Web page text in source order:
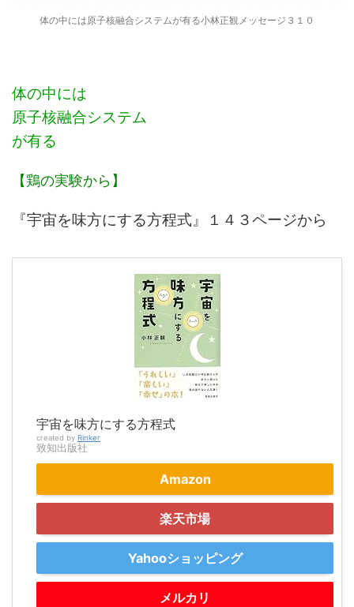
体の中には原子核融合システムが有る小林正観メッセージ３１０
体の中には
原子核融合システム
が有る
【鶏の実験から】
『宇宙を味方にする方程式』１４３ページから
宇宙を味方にする方程式
created by Rinker
致知出版社
Amazon
楽天市場
Yahooショッピング
メルカリ